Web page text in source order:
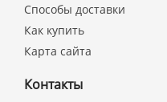
Способы доставки
Как купить
Карта сайта
Контакты